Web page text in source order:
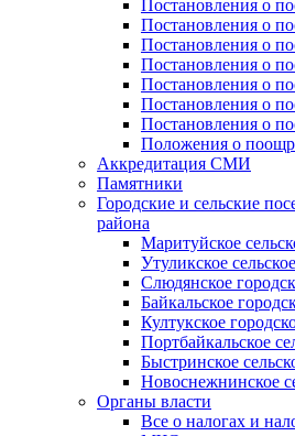
Постановления о
Постановления о
Постановления о
Постановления о
Постановления о
Постановления о
Постановления о
Положения о
Аккредитация СМИ
Памятники
Городские и сельские
района
Маритуйское
Утуликское
Слюдянское
Байкальское
Култукское
Портбайкальское
Быстринское
Новоснежнинское
Органы власти
Все о налогах и